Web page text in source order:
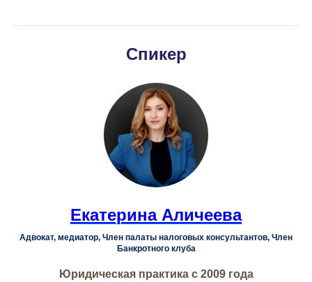
Спикер
Екатерина Аличеева
Адвокат, медиатор, Член палаты налоговых консультантов, Член
Банкротного клуба
Юридическая практика с 2009 года